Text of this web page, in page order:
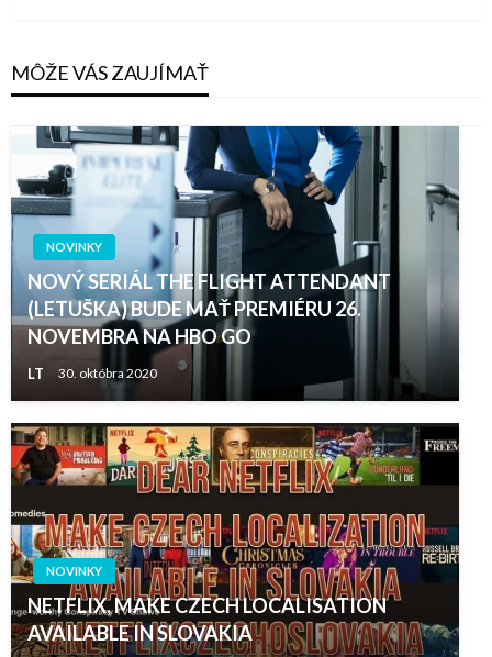
MÔŽE VÁS ZAUJÍMAŤ
NOVINKY
NOVÝ SERIÁL THE FLIGHT ATTENDANT
(LETUŠKA) BUDE MAŤ PREMIÉRU 26.
NOVEMBRA NA HBO GO
LT 30. októbra 2020
NOVINKY
NETFLIX, MAKE CZECH LOCALISATION
AVAILABLE IN SLOVAKIA